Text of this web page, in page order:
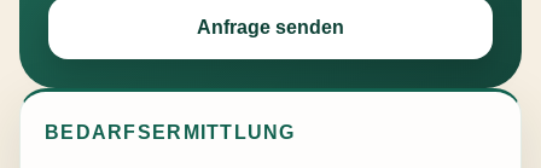
Anfrage senden
BEDARFSERMITTLUNG